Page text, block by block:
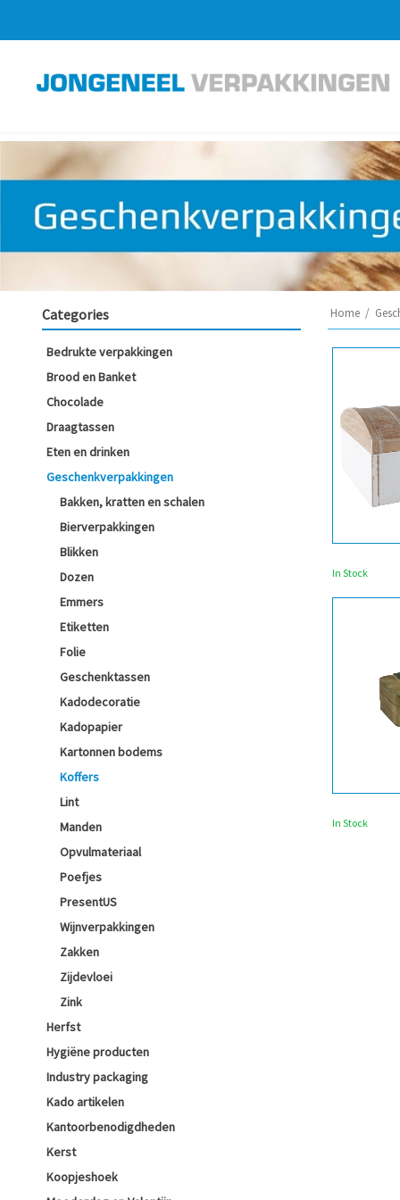
Categories
Bedrukte verpakkingen
Brood en Banket
Chocolade
Draagtassen
Eten en drinken
Geschenkverpakkingen
Bakken, kratten en schalen
Bierverpakkingen
Blikken
Dozen
Emmers
Etiketten
Folie
Geschenktassen
Kadodecoratie
Kadopapier
Kartonnen bodems
Koffers
Lint
Manden
Opvulmateriaal
Poefjes
PresentUS
Wijnverpakkingen
Zakken
Zijdevloei
Zink
Herfst
Hygiëne producten
Industry packaging
Kado artikelen
Kantoorbenodigdheden
Kerst
Koopjeshoek
Home /
In Stock
In Stock